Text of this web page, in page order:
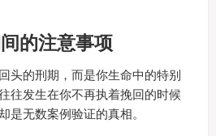
的注意事项
头的刑期，而是你生命中的特别
往发生在你不再执着挽回的时候
无数案例验证的真相。